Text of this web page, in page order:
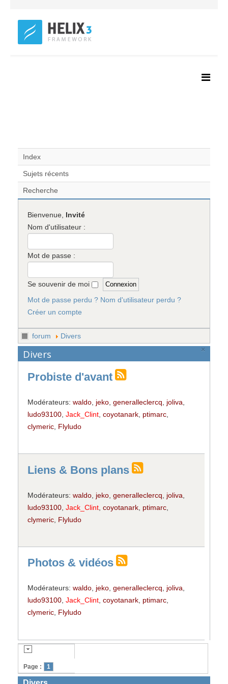
Index
Sujets récents
Recherche
Bienvenue, Invité
Nom d'utilisateur :
Mot de passe :
Se souvenir de moi
Mot de passe perdu ? Nom d'utilisateur perdu ?
Créer un compte
forum
Divers
×
Divers
Probiste d'avant
Modérateurs:waldo jeko ,generalleclercq joliva
ludo93100 ,Jack_Clint ,coyotanark ptimarc
clymeric Flyludo
Liens & Bons plans
Modérateurs:waldo jeko ,generalleclercq joliva
ludo93100 ,Jack_Clint ,coyotanark ptimarc
clymeric Flyludo
Photos & vidéos
Modérateurs:waldo jeko ,generalleclercq joliva
ludo93100 ,Jack_Clint ,coyotanark ptimarc
clymeric Flyludo
Page : 1